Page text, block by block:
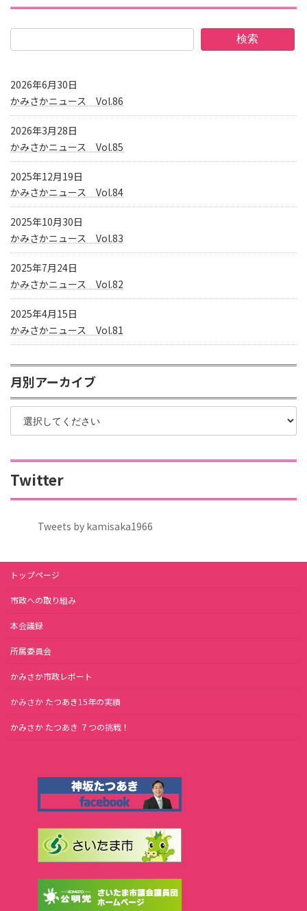
検索
2026年6月30日
かみさかニュース Vol.86
2026年3月28日
かみさかニュース Vol.85
2025年12月19日
かみさかニュース Vol.84
2025年10月30日
かみさかニュース Vol.83
2025年7月24日
かみさかニュース Vol.82
2025年4月15日
かみさかニュース Vol.81
月別アーカイブ
Twitter
Tweets by kamisaka1966
トップページ
市政への取り組み
本会議録
所属委員会
かみさか市政レポート
かみさか たつあき15年の実績
かみさか たつあき ７つの挑戦！